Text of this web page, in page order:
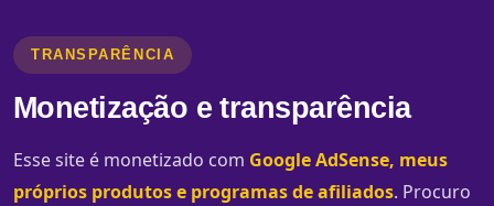
TRANSPARÊNCIA
Monetização e transparência
Esse site é monetizado com Google AdSense, meus
próprios produtos e programas de afiliados. Procuro